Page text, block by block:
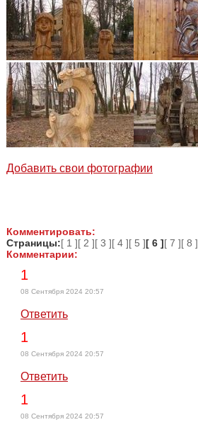
Добавить свои фотографии
Комментировать:
Страницы:[ 1 ][ 2 ][ 3 ][ 4 ][ 5 ][ 6 ][ 7 ][ 8 ]
Комментарии:
1
08 Сентября 2024 20:57
Ответить
1
08 Сентября 2024 20:57
Ответить
1
08 Сентября 2024 20:57